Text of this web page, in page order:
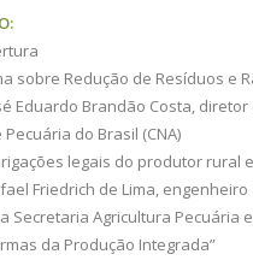
sobre Redução de Resíduos e
Eduardo Brandão Costa,
do Brasil (CNA)
legais do produtor rural
Friedrich de Lima,
Secretaria Agricultura Pecuária
da Produção Integrada”